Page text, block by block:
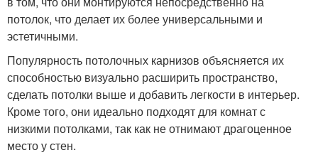
потолок, что делает их более универсальными и
эстетичными.
Популярность потолочных карнизов объясняется их
способностью визуально расширить пространство,
сделать потолки выше и добавить легкости в интерьер.
Кроме того, они идеально подходят для комнат с
низкими потолками, так как не отнимают драгоценное
место у стен.